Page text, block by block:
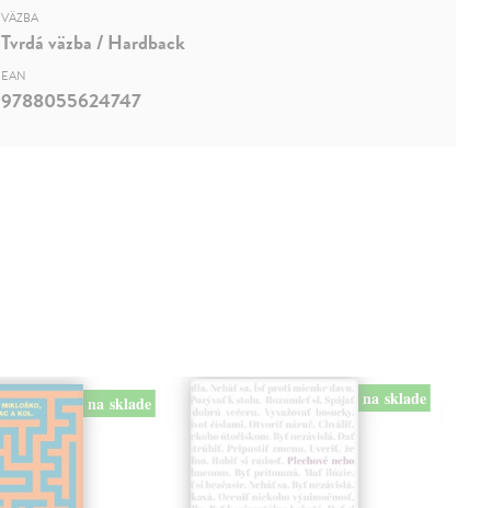
VÄZBA
Tvrdá väzba / Hardback
EAN
9788055624747
na sklade na sklade